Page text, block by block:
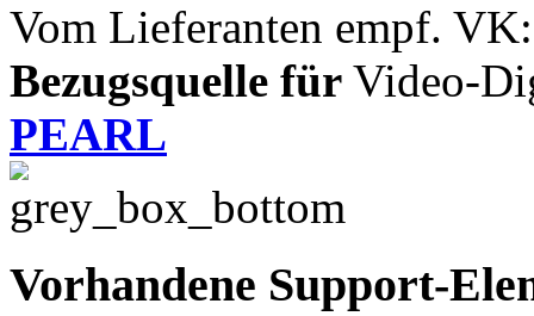
Vom Lieferanten empf.
Bezugsquelle für Video-
PEARL
Vorhandene Support-